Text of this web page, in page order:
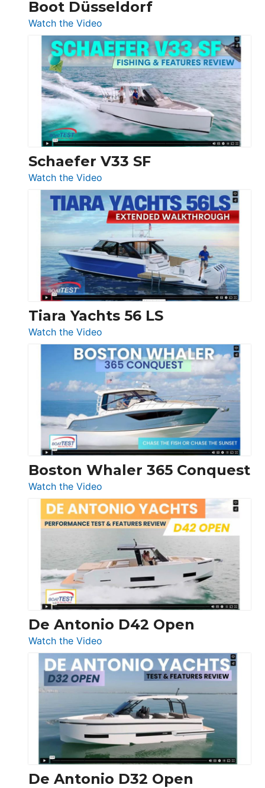
Boot
Boot Düsseldorf
Watch the Video
Luxury
Yacht
Tour:
Sunseeker
Ocean
156,
Beneteau
Swift
Trawler
54
Princess
F58
Flybridge
at
Boot
Düsseldorf
Schaefer V33 SF
Watch the Video
Schaefer
V33
SF
Tiara Yachts 56 LS
Watch the Video
Tiara
Yachts
56
LS
Boston Whaler 365 Conquest
Watch the Video
Boston
Whaler
365
Conquest
De Antonio D42 Open
Watch the Video
De
Antonio
D42
Open
De Antonio D32 Open